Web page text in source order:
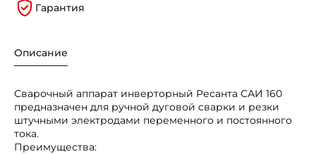
Гарантия
Описание
Сварочный аппарат инверторный Ресанта САИ 160
предназначен для ручной дуговой сварки и резки
штучными электродами переменного и постоянного
тока.
Преимущества: